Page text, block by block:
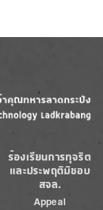
ร้องเรียนการทุจริต
และประพฤติมิชอบ
สจล.
Appeal